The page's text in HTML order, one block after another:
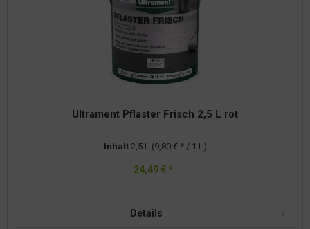
Ultrament Pflaster Frisch 2,5 L rot
Inhalt 2,5 L (9,80 € * / 1 L)
24,49 € *
Details